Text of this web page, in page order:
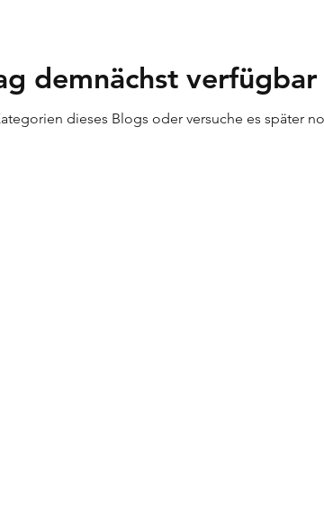
demnächst verfügbar
dieses Blogs oder versuche es später